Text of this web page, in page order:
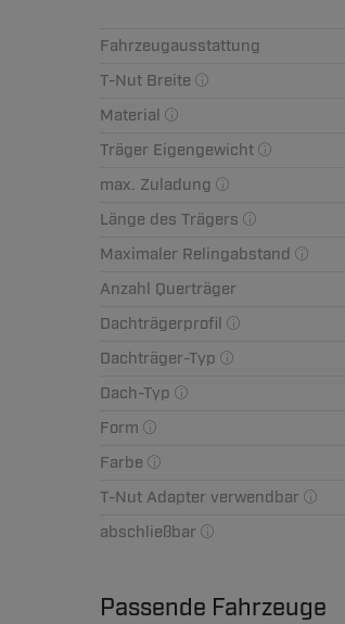
Fahrzeugausstattung
T-Nut Breite
Material
Träger Eigengewicht
max. Zuladung
Länge des Trägers
Maximaler Relingabstand
Anzahl Querträger
Dachträgerprofil
Dachträger-Typ
Dach-Typ
Form
Farbe
T-Nut Adapter verwendbar
abschließbar
Passende Fahrzeuge